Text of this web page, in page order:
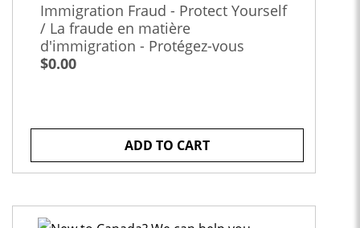
Immigration Fraud - Protect Yourself
/ La fraude en matière
d'immigration - Protégez-vous
$0.00
ADD TO CART